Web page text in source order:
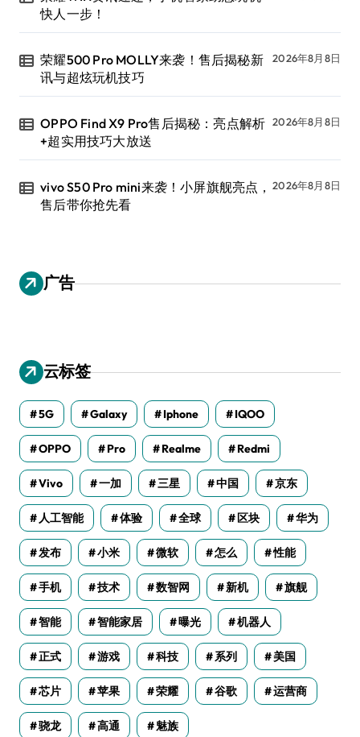
快人一步！
荣耀500 Pro MOLLY来袭！售后揭秘新
讯与超炫玩机技巧
2026年8月8日
OPPO Find X9 Pro售后揭秘：亮点解析
+超实用技巧大放送
2026年8月8日
vivo S50 Pro mini来袭！小屏旗舰亮点，
售后带你抢先看
2026年8月8日
广告
云标签
5G Galaxy Iphone IQOO
OPPO Pro Realme Redmi
Vivo 一加 三星 中国 京东
人工智能 体验 全球 区块 华为
发布 小米 微软 怎么 性能
手机 技术 数智网 新机 旗舰
智能 智能家居 曝光 机器人
正式 游戏 科技 系列 美国
芯片 苹果 荣耀 谷歌 运营商
骁龙 高通 魅族